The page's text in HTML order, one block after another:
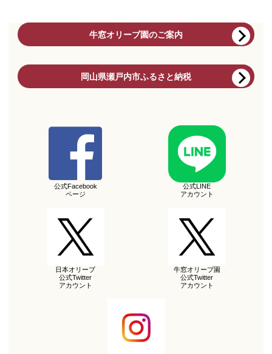
牛窓オリーブ園のご案内
岡山県瀬戸内市ふるさと納税
公式Facebook
ページ
公式LINE
アカウント
日本オリーブ
公式Twitter
アカウント
牛窓オリーブ園
公式Twitter
アカウント